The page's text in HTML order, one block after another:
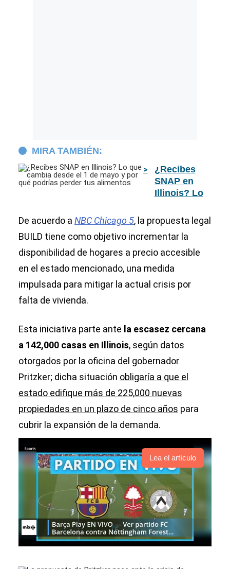
MIRA TAMBIÉN:
¿Recibes
SNAP en
Illinois? Lo
desde el 1
de mayo y
por qué
podrías
perder tus
De acuerdo a NBC Chicago 5, la propuesta legal
BUILD tiene como objetivo incrementar la
disponibilidad de hogares a precio accesible
en el estado mencionado, una medida
impulsada para mitigar la actual crisis por
falta de vivienda.
Esta iniciativa parte ante la escasez cercana
a 142,000 casas en Illinois, según datos
otorgados por la oficina del gobernador
Pritzker; dicha situación obligaría a que el
estado edifique más de 225,000 nuevas
propiedades en un plazo de cinco años para
cubrir la expansión de la demanda.
Lea el artículo